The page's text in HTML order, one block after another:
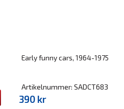
Early funny cars, 1964-1975
Artikelnummer: SADCT683
390 kr